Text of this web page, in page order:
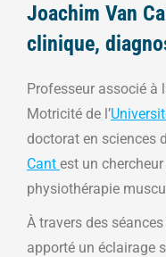
Joachim Van
clinique,
Professeur associé à
Motricité de l’
doctorat en sciences
Cant est un
physiothérapie
À travers des
apporté un éclairage